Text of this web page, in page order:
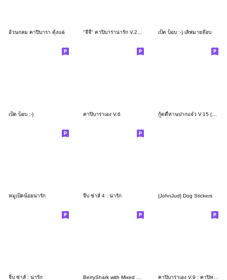
อ้วนกลม คาปิบารา ตุ้งแฉ่ "จีจี้" คาปิบาร่าน่ารัก V.2 แบบบิ๊กๆ เป็ด บ็อบ :-) เลิฟมายจ๊อบ
เป็ด บ็อบ :-) คาปิบาร่าเอง V.6 กู้ดดี้ห่านปากแจ๋ว V.15 (คำจิกกัด)
หมูเป็ดน้อยน่ารัก จิ๊บ ซ่าส์ 4 : น่ารัก [JohnJud] Dog Stickers
จิ๊บ ซ่าส์ : น่ารัก BerryShark with Mixed Feelings คาปิบาร่าเอง V.9 : คาปิหมามะพร้าว